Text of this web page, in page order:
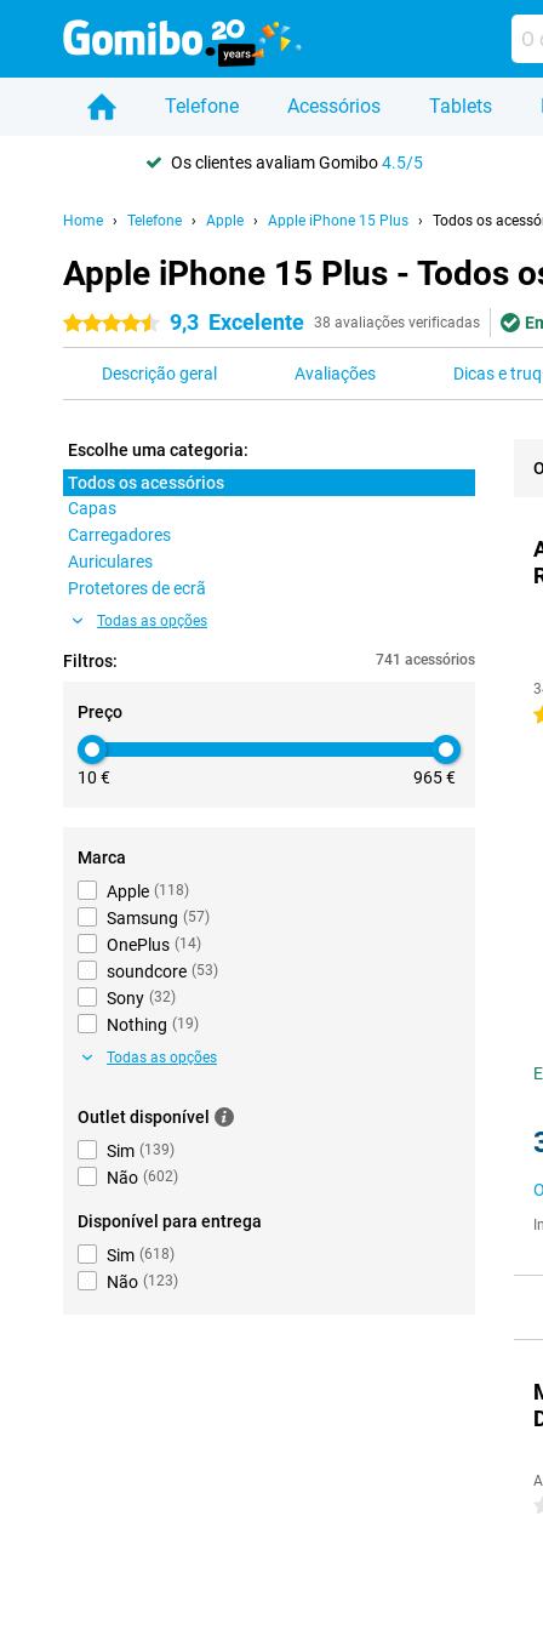
Telefone Acessórios Tablets
Os clientes avaliam Gomibo4.5/5
Home Telefone Apple Apple iPhone 15 Plus Todos os
Apple iPhone 15 Plus - Todos
4.5 estrelas 9,3 Excelente 38 avaliações verificadas
Descrição geral Avaliações Dicas e
Escolhe uma categoria:
Todos os acessórios
Capas
Carregadores
Auriculares
Protetores de ecrã
Todas as opções
Filtros: 741 acessórios
Preço
10 € 965 €
Marca
Apple (118)
Samsung (57)
OnePlus (14)
soundcore (53)
Sony (32)
Nothing (19)
Todas as opções
Outlet disponível
Sim (139)
Não (602)
Disponível para entrega
Sim (618)
Não (123)